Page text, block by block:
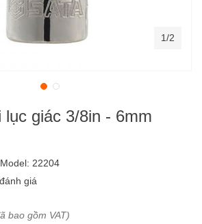
giác 3/8in - 6mm
Model: 22204
giá
bao gồm VAT)
1/2